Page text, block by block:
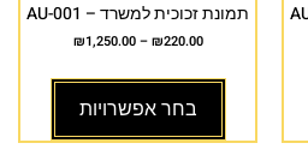
תמונת זכוכית למשרד – AU-001
₪220.00
–
₪1,250.00
בחר אפשרויות